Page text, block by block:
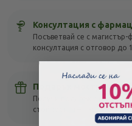
Консултация с
Посъветвай се с
консултация с отговор до
Подарък мостра с
Получи подарък с всяка
стойността – тествай